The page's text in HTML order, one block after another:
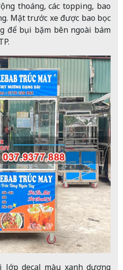
thoáng, các topping, bao
Mặt trước xe được bao bọc
để bụi bặm bên ngoài bám
lớp decal màu xanh dương